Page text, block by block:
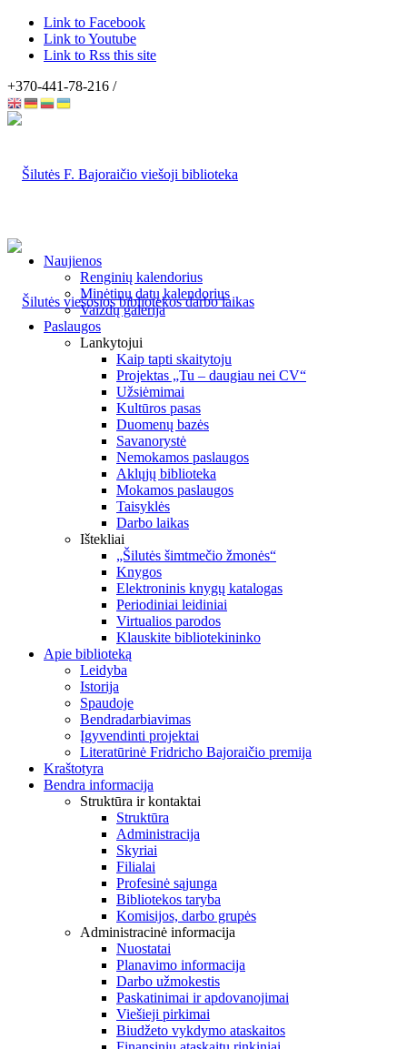
Link to Facebook
Link to Youtube
Link to Rss this site
+370-441-78-216 /
Naujienos
Renginių kalendorius
Minėtinų datų kalendorius
Vaizdų galerija
Paslaugos
Lankytojui
Kaip tapti skaitytoju
Projektas „Tu – daugiau nei CV“
Užsiėmimai
Kultūros pasas
Duomenų bazės
Savanorystė
Nemokamos paslaugos
Aklųjų biblioteka
Mokamos paslaugos
Taisyklės
Darbo laikas
Ištekliai
„Šilutės šimtmečio žmonės“
Knygos
Elektroninis knygų katalogas
Periodiniai leidiniai
Virtualios parodos
Klauskite bibliotekininko
Apie biblioteką
Leidyba
Istorija
Spaudoje
Bendradarbiavimas
Įgyvendinti projektai
Literatūrinė Fridricho Bajoraičio premija
Kraštotyra
Bendra informacija
Struktūra ir kontaktai
Struktūra
Administracija
Skyriai
Filialai
Profesinė sąjunga
Bibliotekos taryba
Komisijos, darbo grupės
Administracinė informacija
Nuostatai
Planavimo informacija
Darbo užmokestis
Paskatinimai ir apdovanojimai
Viešieji pirkimai
Biudžeto vykdymo ataskaitos